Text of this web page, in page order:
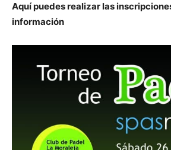
Aquí puedes realizar las
información